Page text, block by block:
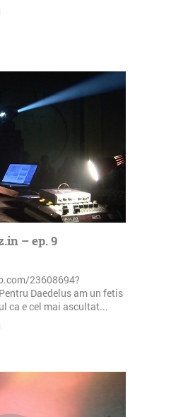
– ep. 9
23608694?
Daedelus am un fetis
ca e cel mai ascultat...